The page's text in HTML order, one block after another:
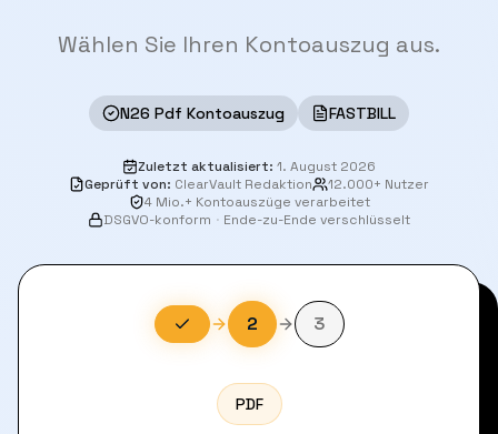
Wählen Sie Ihren Kontoauszug aus.
N26 Pdf Kontoauszug FASTBILL
Zuletzt aktualisiert: 1. August 2026
Geprüft von: ClearVault Redaktion
12.000+ Nutzer
4 Mio.+ Kontoauszüge verarbeitet
DSGVO-konform · Ende-zu-Ende verschlüsselt
2 3
PDF